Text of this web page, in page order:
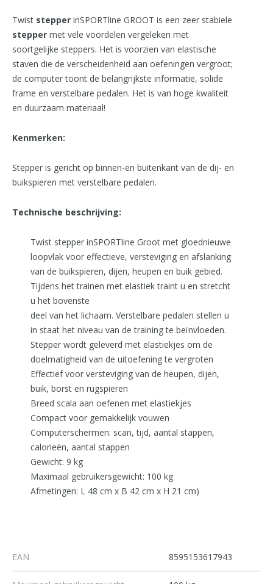
Twist stepper inSPORTline GROOT is een zeer stabiele
stepper met vele voordelen vergeleken met
soortgelijke steppers. Het is voorzien van elastische
staven die de verscheidenheid aan oefeningen vergroot;
de computer toont de belangrijkste informatie, solide
frame en verstelbare pedalen. Het is van hoge kwaliteit
en duurzaam materiaal!
Kenmerken:
Stepper is gericht op binnen-en buitenkant van de dij- en
buikspieren met verstelbare pedalen.
Technische beschrijving:
Twist stepper inSPORTline Groot met gloednieuwe
loopvlak voor effectieve, versteviging en afslanking
van de buikspieren, dijen, heupen en buik gebied.
Tijdens het trainen met elastiek traint u en stretcht
u het bovenste
deel van het lichaam. Verstelbare pedalen stellen u
in staat het niveau van de training te beïnvloeden.
Stepper wordt geleverd met elastiekjes om de
doelmatigheid van de uitoefening te vergroten
Effectief voor versteviging van de heupen, dijen,
buik, borst en rugspieren
Breed scala aan oefenen met elastiekjes
Compact voor gemakkelijk vouwen
Computerschermen: scan, tijd, aantal stappen,
calorieën, aantal stappen
Gewicht: 9 kg
Maximaal gebruikersgewicht: 100 kg
Afmetingen: L 48 cm x B 42 cm x H 21 cm)
EAN 8595153617943